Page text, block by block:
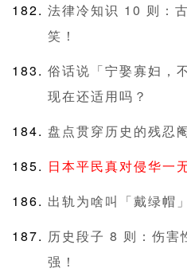
法律冷知识 10 则：
笑！
俗话说「宁娶寡妇，
现在还适用吗？
盘点贯穿历史的残忍
日本平民真对侵华一
出轨为啥叫「戴绿帽
历史段子 8 则：伤害
强！